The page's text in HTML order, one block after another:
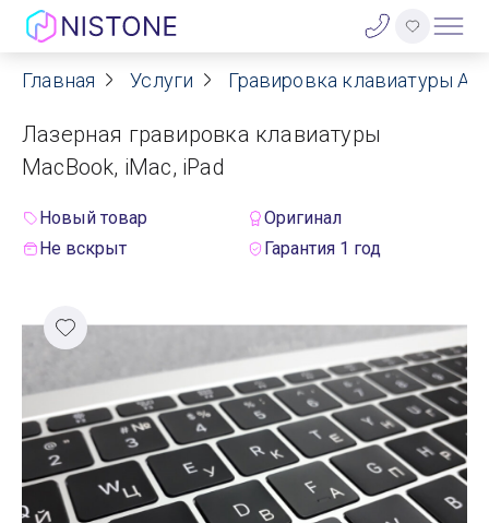
Акции
О нас
Договор оферты
Контакты
Гарантия
Оплата
Главная Услуги Гравировка клавиатуры
Лазерная гравировка клавиатуры
MacBook, iMac, iPad
Новый товар
Оригинал
Не вскрыт
Гарантия 1 год